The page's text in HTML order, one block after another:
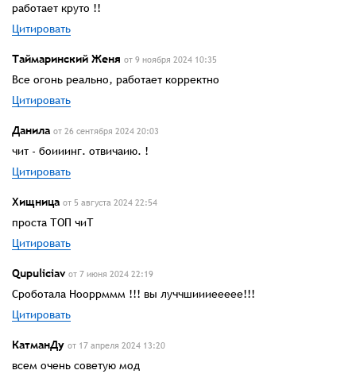
работает круто !!
Цитировать
Таймаринский Женя от 9 ноября 2024 10:35
Все огонь реально, работает корректно
Цитировать
Данила от 26 сентября 2024 20:03
чит - боииинг. отвичаию. !
Цитировать
Хищница от 5 августа 2024 22:54
проста ТОП чиТ
Цитировать
Qupuliciav от 7 июня 2024 22:19
Сроботала Нооррммм !!! вы луччшиииеееее!!!
Цитировать
КатманДу от 17 апреля 2024 13:20
всем очень советую мод